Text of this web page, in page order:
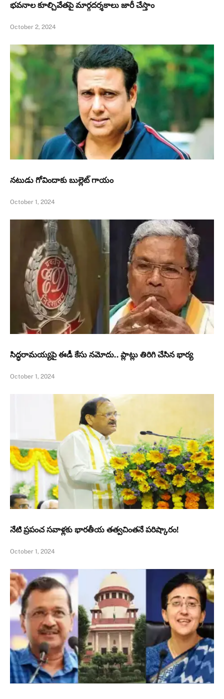
భవనాల కూల్చివేతపై మార్గదర్శకాలు జారీ చేస్తాం
October 2, 2024
నటుడు గోవిందాకు బుల్లెట్ గాయం
October 1, 2024
సిద్ధరామయ్యపై ఈడీ కేసు నమోదు.. ప్లాట్లు తిరిగి చేసిన భార్య
October 1, 2024
నేటి ప్రపంచ సవాళ్లకు భారతీయ తత్వచింతనే పరిష్కారం!
October 1, 2024